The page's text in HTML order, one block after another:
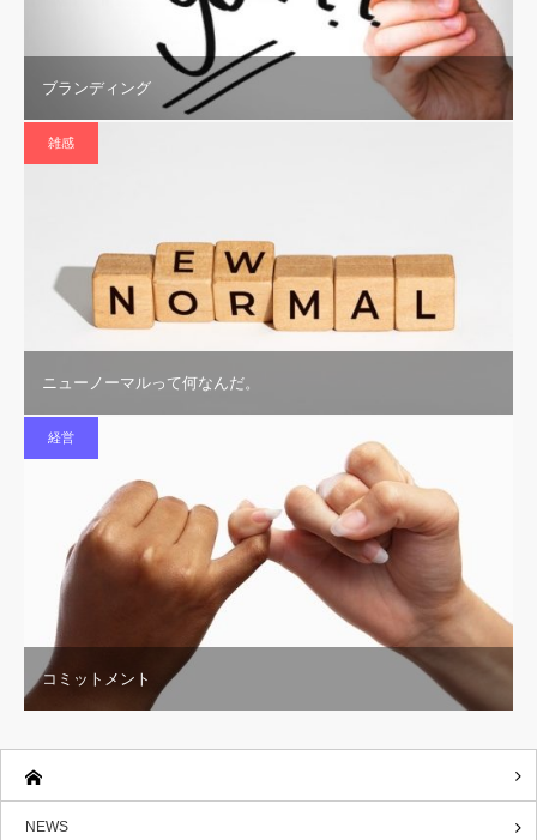
ブランディング
雑感
ニューノーマルって何なんだ。
経営
コミットメント
NEWS